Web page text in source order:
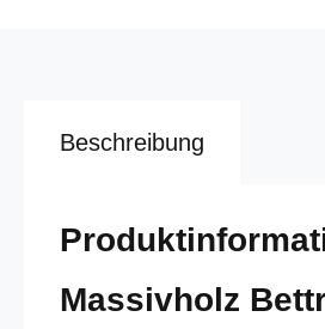
Beschreibung
Massivholz